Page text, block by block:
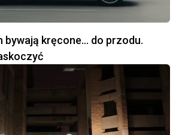
bywają kręcone… do przodu.